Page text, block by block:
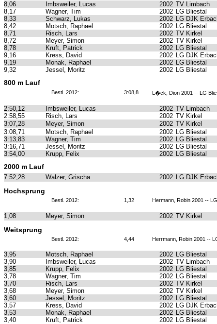
8,06 Imbsweiler, Lucas 2002 TV Limbach
8,17
Wagner, Tim 2002 LG Bliestal
8,33
Schwarz, Lukas 2002 LG DJK
8,42
Motsch, Raphael 2002 LG Bliestal
8,71
Risch, Lars 2002 TV Kirkel
8,72
Meyer, Simon 2002 TV Kirkel
8,78
Kruft, Patrick 2002 LG Bliestal
9,16
Kress, David 2002 LG DJK
9,19
Monak, Raphael 2002 LG Bliestal
9,32
Jessel, Moritz 2002 LG Bliestal
800 m Lauf
Bestl. 2012: 3:08,8 L�ck, Dion 2001 -- LG
2:50,12 Imbsweiler, Lucas 2002 TV Limbach
2:58,55
Risch, Lars 2002 TV Kirkel
3:07,28
Meyer, Simon 2002 TV Kirkel
3:08,71
Motsch, Raphael 2002 LG Bliestal
3:13,83
Wagner, Tim 2002 LG Bliestal
3:16,71
Jessel, Moritz 2002 LG Bliestal
3:54,00
Krupp, Felix 2002 LG Bliestal
2000 m Lauf
7:52,28 Walzer, Grischa 2002 LG DJK
Hochsprung
Bestl. 2012: 1,32 Hermann, Robin 2001 --
1,08 Meyer, Simon 2002 TV Kirkel
Weitsprung
Bestl. 2012: 4,44 Herrmann, Robin 2001 --
3,95 Motsch, Raphael 2002 LG Bliestal
3,90
Imbsweiler, Lucas 2002 TV Limbach
3,85
Krupp, Felix 2002 LG Bliestal
3,78
Wagner, Tim 2002 LG Bliestal
3,70
Risch, Lars 2002 TV Kirkel
3,68
Meyer, Simon 2002 TV Kirkel
3,60
Jessel, Moritz 2002 LG Bliestal
3,57
Kress, David 2002 LG DJK
3,53
Monak, Raphael 2002 LG Bliestal
3,40
Kruft, Patrick 2002 LG Bliestal